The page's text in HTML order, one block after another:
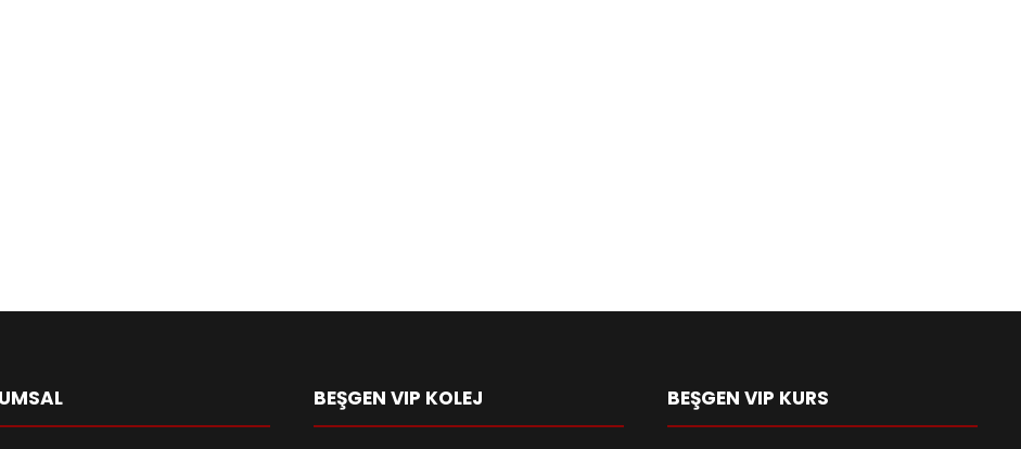
BEŞGEN VIP KOLEJ BEŞGEN VIP KURS